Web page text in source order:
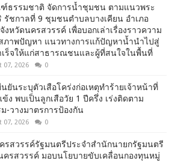
ธรรมชาติ จัดการน้ำชุมชน ตามแนวพระ
รัชกาลที่ 9 ชุมชนตำบลบางเคียน อำเภอ
งหวัดนครสวรรค์ เพื่อบอกเล่าเรื่องราวความ
ภาพปัญหา แนวทางการแก้ปัญหาน้ำนำไปสู่
เร็จให้แก่สาธารณชนและผู้ที่สนใจในพื้นที่
07, 2026 0
ยันระบุตัวเสือโคร่งก่อเหตุทำร้ายเจ้าหน้าที่
ง พบเป็นลูกเสือวัย 1 ปีครึ่ง เร่งติดตาม
-วางมาตรการป้องกัน
07, 2026 0
รสวรรค์รัฐมนตรีประจำสำนักนายกรัฐมนตรี
ครสวรรค์ มอบนโยบายขับเคลื่อนกองทุนหมู่